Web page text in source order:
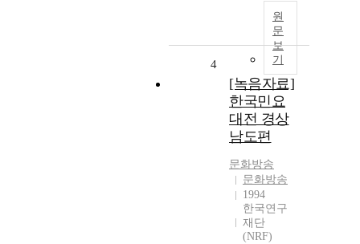
원
문
보
기
4
[녹음자료]
한국민요
대전 경상
남도편
문화방송
문화방송
1994
한국연구
재단
(NRF)